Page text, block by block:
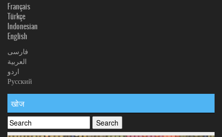
Français
Türkçe
Indonesian
English
فارسی
العربیة
اردو
Русский
खोज